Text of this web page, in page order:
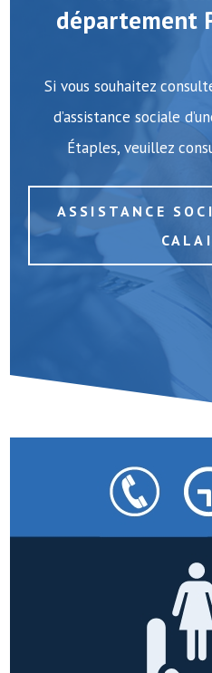
département
Si vous souhaitez
d’assistance sociale
Étaples, veuillez
ASSISTANCE